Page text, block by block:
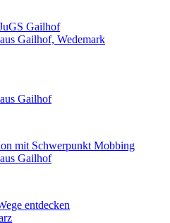
Gailhof
Gailhof, Wedemark
Gailhof
mit Schwerpunkt Mobbing
Gailhof
entdecken